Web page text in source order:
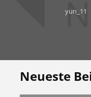
yun_11
Neueste